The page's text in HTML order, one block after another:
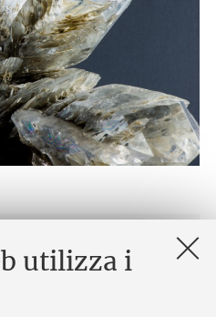
utilizza i